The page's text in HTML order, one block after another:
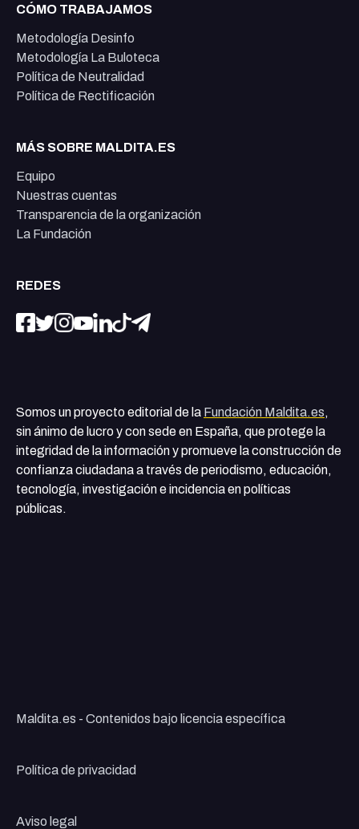
CÓMO TRABAJAMOS
Metodología Desinfo
Metodología La Buloteca
Política de Neutralidad
Política de Rectificación
MÁS SOBRE MALDITA.ES
Equipo
Nuestras cuentas
Transparencia de la organización
La Fundación
REDES
Somos un proyecto editorial de la Fundación Maldita.es,
sin ánimo de lucro y con sede en España, que protege la
integridad de la información y promueve la construcción de
confianza ciudadana a través de periodismo, educación,
tecnología, investigación e incidencia en políticas
públicas.
Maldita.es - Contenidos bajo licencia específica
Política de privacidad
Aviso legal